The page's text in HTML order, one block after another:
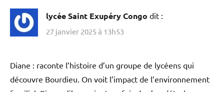
lycée Saint Exupéry Congo dit :
27 janvier 2025 à 13h53
Diane : raconte l’histoire d’un groupe de lycéens qui
découvre Bourdieu. On voit l’impact de l’environnement